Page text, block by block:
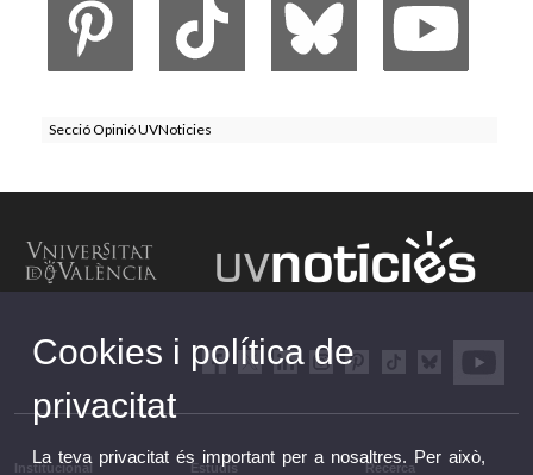
Secció Opinió UVNoticies
Institucional Estudis Recerca
Cookies i política de
privacitat
La teva privacitat és important per a nosaltres. Per això,